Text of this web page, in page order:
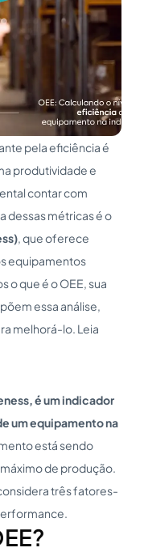
pela eficiência é
produtividade e
contar com
dessas métricas é o
), que oferece
equipamentos
o que é o OEE, sua
essa análise,
melhorá-lo. Leia
, é um indicador
um equipamento na
está sendo
de produção.
três fatores-